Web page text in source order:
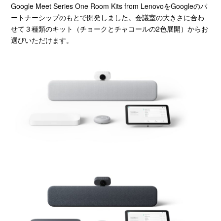
Google Meet Series One Room Kits from LenovoをGoogleのパ
ートナーシップのもとで開発しました。会議室の大きさに合わ
せて３種類のキット（チョークとチャコールの2色展開）からお
選びいただけます。